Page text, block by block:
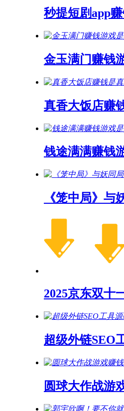
秒提短剧app
金玉满门赚钱
真香大饭店赚
钱途满满赚钱
《笼中局》与
2025京东双十
超级外链SEO
圆球大作战游